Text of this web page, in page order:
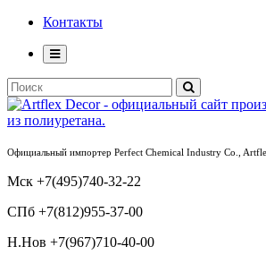
Контакты
Официальный импортер Perfect Chemical Industry Co.,
Мск +7(495)740-32-22
СПб +7(812)955-37-00
Н.Нов +7(967)710-40-00